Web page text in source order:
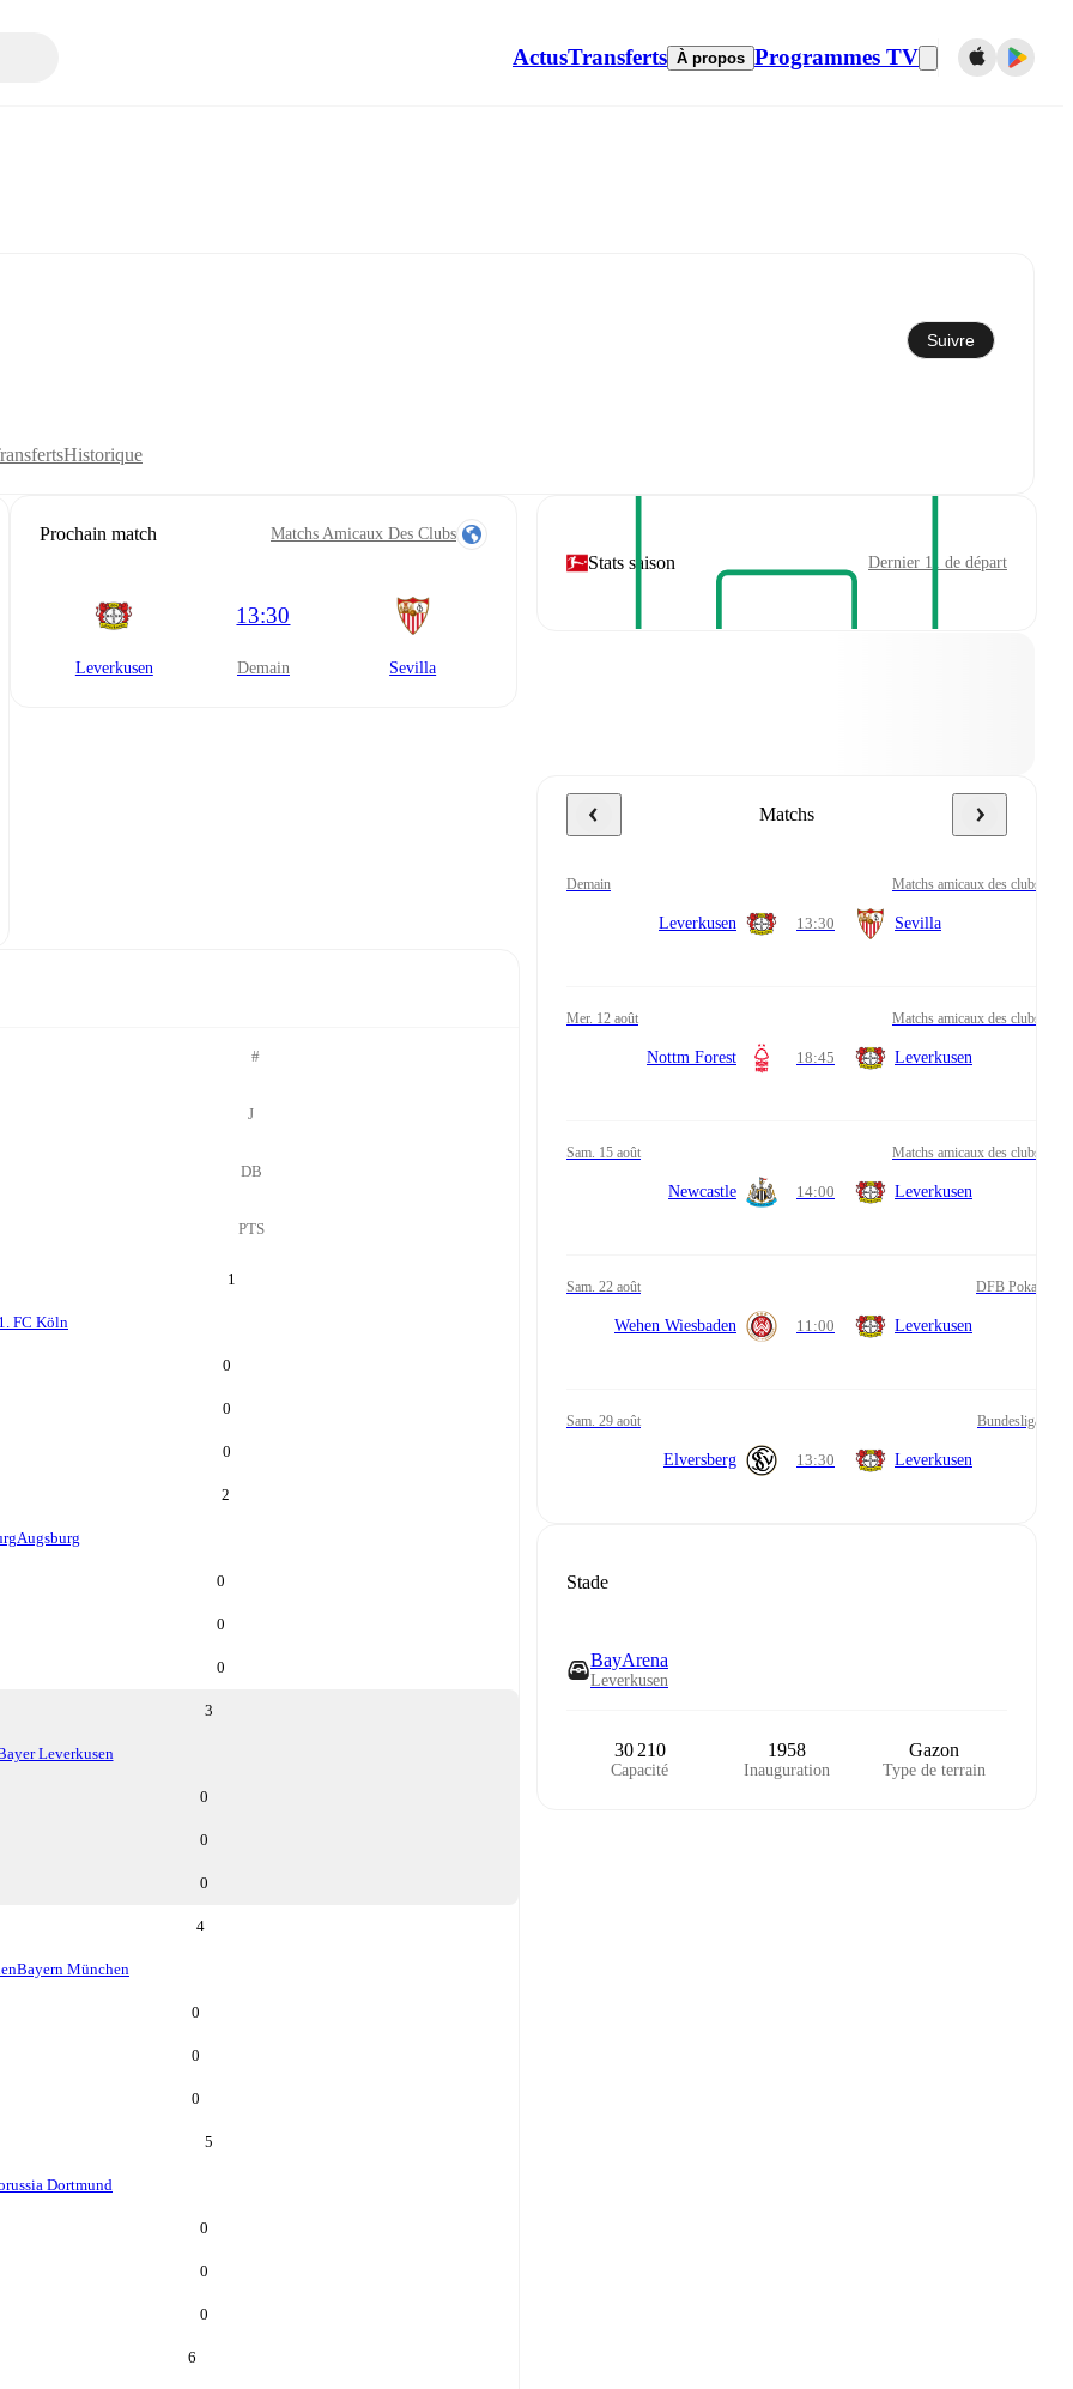
ActusTransferts À propos Programmes TV
Suivre
Historique
Prochain match Matchs Amicaux Des Clubs
Leverkusen
13:30
demain Sevilla
#
J
DB
PTS
1
1. FC Köln
0
0
0
2
Augsburg
0
0
0
3
Leverkusen
0
0
0
4
Bayern München
0
0
0
5
Dortmund
0
0
0
6
Stats saison Dernier 11 de départ
Matchs
demain Matchs amicaux des clubs
Leverkusen 13:30 Sevilla
mer. 12 août Matchs amicaux des clubs
Nottm Forest 18:45 Leverkusen
sam. 15 août Matchs amicaux des clubs
Newcastle 14:00 Leverkusen
sam. 22 août DFB Pokal
Wehen Wiesbaden 11:00 Leverkusen
sam. 29 août Bundesliga
Elversberg 13:30 Leverkusen
Stade
BayArena
Leverkusen
30 210
Capacité
1958
Inauguration
Gazon
Type de terrain